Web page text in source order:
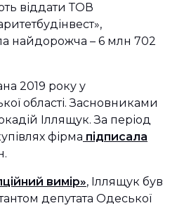
віддати ТОВ
найдорожча – 6 млн 702
2019 року у
області. Засновниками
Іллящук. За період
фірма підписала
вимір», Іллящук був
депутата Одеської